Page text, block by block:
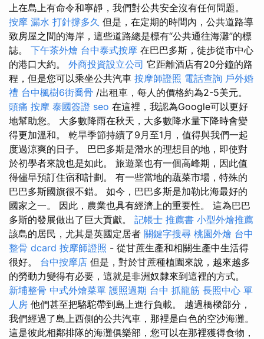
上在島上有命令和寧靜，我們對公共安全沒有任何問題。
按摩 漏水 打針撐多久 但是，在定期的時間內，公共道路導
致房屋之間的海岸，這些道路總是標有“公共通往海灘”的標
誌。 下午茶外燴 台中泰式按摩 在巴巴多斯，徒步從市中心
的港口大約。 外商投資設立公司 它距離酒店有20分鐘的路
程，但是您可以乘坐公共汽車 按摩師證照 電話查詢 戶外婚
禮 台中楓樹6街喬骨 /出租車，每人的價格約為2-5美元。
頭痛 按摩 泰國簽證 seo 在這裡，我認為Google可以更好
地幫助您。 大多數降雨在秋天，大多數降水量下降時會變
得更加溫和。 乾旱季節持續了9月至1月，值得與我們一起
度過涼爽的日子。 巴巴多斯是潛水的理想目的地，即使對
於初學者來說也是如此。 旅遊業也有一個高峰期，因此值
得儘早預訂住宿和計劃。 有一些當地的蔬菜市場，特殊的
巴巴多斯國旗很不錯。 如今，巴巴多斯是加勒比海最好的
國家之一。 因此，農業也具有經濟上的重要性。 這為巴巴
多斯的發展做出了巨大貢獻。 記帳士 推薦書 小型外燴推薦
該島的居民，尤其是英國定居者 關鍵字搜尋 桃園外燴 台中
整骨 dcard 按摩師證照 - 從甘蔗生產和相關生產中生活得
很好。 台中按摩店 但是，對於甘蔗種植園來說，越來越多
的勞動力變得有必要，這就是非洲奴隸來到這裡的方式。
新埔整骨 中式外燴菜單 護照過期 台中 抓龍筋 長照中心 單
人房 他們甚至把駱駝帶到島上進行負載。 越過橋樑部分，
我們經過了島上西側的公共汽車，那裡是白色的空沙海灘。
這是彼此相鄰排隊的海灘俱樂部，您可以在那裡獲得食物，